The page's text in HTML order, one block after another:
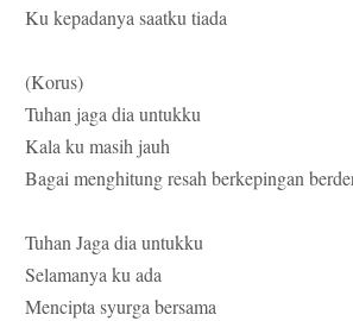
Ku kepadanya saatku tiada
(Korus)
Tuhan jaga dia untukku
Kala ku masih jauh
Bagai menghitung resah berkepingan
Tuhan Jaga dia untukku
Selamanya ku ada
Mencipta syurga bersama